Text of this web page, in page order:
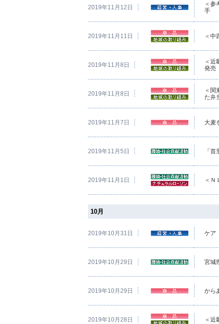
2019年11月12日
＜参
手
2019年11月11日 ＜中
2019年11月8日
＜近
発売
2019年11月8日
＜関
た弁
2019年11月7日 大麦
2019年11月5日 「
2019年11月1日 ＜Ｎ
10月
2019年10月31日 ケア
2019年10月29日 宮城
2019年10月29日 から
2019年10月28日 ＜近